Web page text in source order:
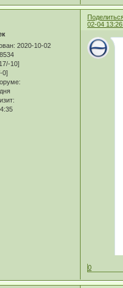
02-04
: 2020-10-02
8534
10]
0]
0